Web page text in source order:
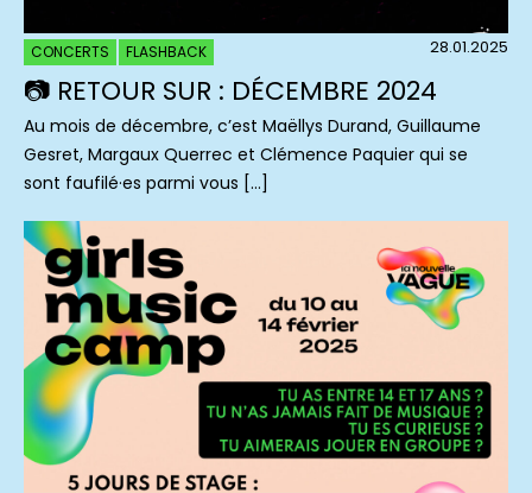
CONCERTS FLASHBACK 28.01.2025
📷 RETOUR SUR : DÉCEMBRE 2024
Au mois de décembre, c’est Maëllys Durand, Guillaume
Gesret, Margaux Querrec et Clémence Paquier qui se
sont faufilé·es parmi vous […]